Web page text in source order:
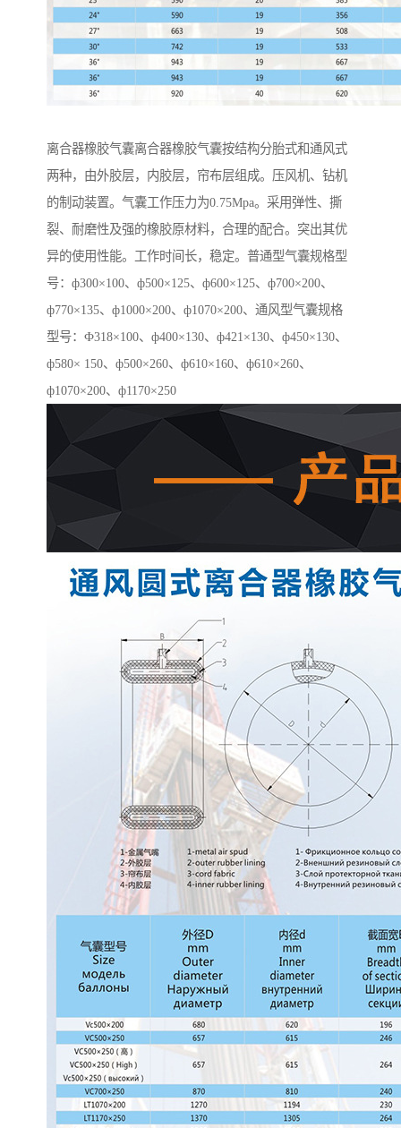
离合器橡胶气囊离合器橡胶气囊按结构分胎式和通风式
两种，由外胶层，内胶层，帘布层组成。压风机、钻机
的制动装置。气囊工作压力为0.75Mpa。采用弹性、撕
裂、耐磨性及强的橡胶原材料，合理的配合。突出其优
异的使用性能。工作时间长，稳定。普通型气囊规格型
号：ф300×100、ф500×125、ф600×125、ф700×200、
ф770×135、ф1000×200、ф1070×200、通风型气囊规格
型号：Ф318×100、ф400×130、ф421×130、ф450×130、
ф580× 150、ф500×260、ф610×160、ф610×260、
ф1070×200、ф1170×250